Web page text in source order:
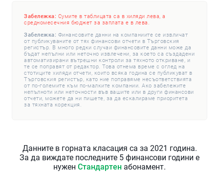
Забележка: Сумите в таблицата са в хиляди лева, а
средномесечния бюджет за заплата е в лева.
Забележка: Финансовите данни на компаниите се извличат
от публикуваните от тях финансови отчети в Търговския
регистър. В много редки случаи финансовите данни може да
бъдат непълни или неточно извлечени, за което са създадени
автоматизирани вътрешни контроли за тяхното откриване, и
те се поправят от редактор. Това отнема време с оглед на
стотиците хиляди отчети, които всяка година се публикуват в
Търговския регистър, като ние поправяме несъответствията
от по-големите към по-малките компании. Ако забележите
непълноти или неточности във вашите или в други финансови
отчети, можете да ни пишете, за да ескалираме приоритета
за тяхната корекция.
Данните в горната класация са за 2021 година.
За да виждате последните 5 финансови години е
нужен Стандартен абонамент.